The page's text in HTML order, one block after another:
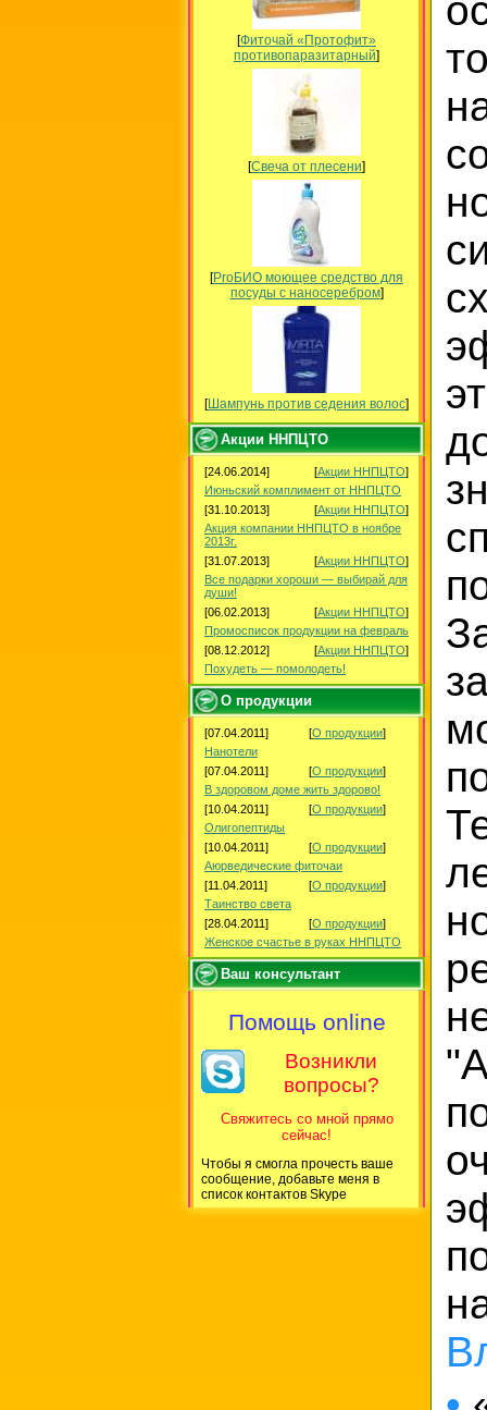
[Фиточай «Протофит»
противопаразитарный]
[Свеча от плесени]
[ProБИО моющее средство для
посуды c наносеребром]
[Шампунь против седения волос]
Акции ННПЦТО
[24.06.2014] [Акции ННПЦТО]
Июньский комплимент от ННПЦТО
[31.10.2013]
[Акции ННПЦТО]
Акция компании ННПЦТО в ноябре
2013г.
[31.07.2013]
[Акции ННПЦТО]
Все подарки хороши — выбирай для
души!
[06.02.2013]
[Акции ННПЦТО]
Промосписок продукции на февраль
[08.12.2012]
[Акции ННПЦТО]
Похудеть — помолодеть!
О продукции
[07.04.2011] [О продукции]
Нанотели
[07.04.2011]
[О продукции]
В здоровом доме жить здорово!
[10.04.2011]
[О продукции]
Олигопептиды
[10.04.2011]
[О продукции]
Аюрведические фиточаи
[11.04.2011]
[О продукции]
Таинство света
[28.04.2011]
[О продукции]
Женское счастье в руках ННПЦТО
Ваш консультант
Помощь online
Возникли
вопросы?
Свяжитесь со мной прямо
сейчас!
Чтобы я смогла прочесть ваше
сообщение, добавьте меня в
список контактов Skype